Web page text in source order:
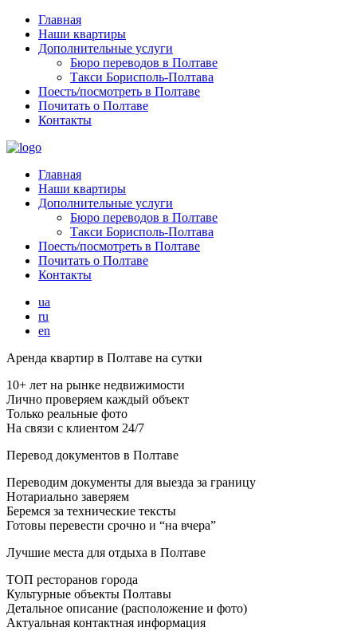
Главная
Наши квартиры
Дополнительные услуги
Бюро переводов в Полтаве
Такси Борисполь-Полтава
Поесть/посмотреть в Полтаве
Почитать о Полтаве
Контакты
Главная
Наши квартиры
Дополнительные услуги
Бюро переводов в Полтаве
Такси Борисполь-Полтава
Поесть/посмотреть в Полтаве
Почитать о Полтаве
Контакты
ua
ru
en
Аренда квартир в Полтаве на сутки
10+ лет на рынке недвижимости
Лично проверяем каждый объект
Только реальные фото
На связи с клиентом 24/7
Перевод документов в Полтаве
Переводим документы для выезда за границу
Нотариально заверяем
Беремся за технические тексты
Готовы перевести срочно и “на вчера”
Лучшие места для отдыха в Полтаве
ТОП ресторанов города
Культурные объекты Полтавы
Детальное описание (расположение и фото)
Актуальная контактная информация